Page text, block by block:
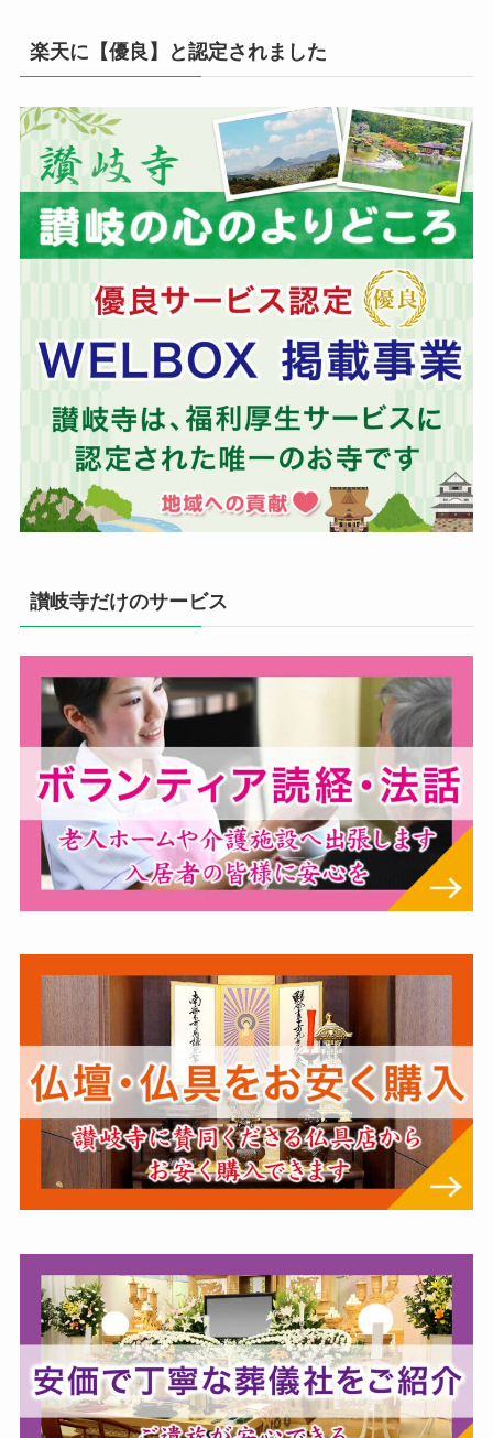
楽天に【優良】と認定されました
讃岐寺だけのサービス